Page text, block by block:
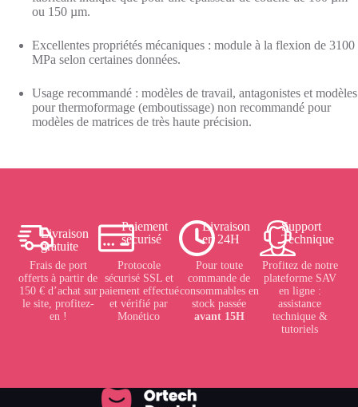
ou 150 µm.
Excellentes propriétés mécaniques : module à la flexion de 3100
MPa selon certaines données.
Usage recommandé : modèles de travail, antagonistes et modèles
pour thermoformage (emboutissage) non recommandé pour
modèles de matrices de très haute précision.
Livraison
gratuite
Frais de port
offerts à partir de
150 € d’achat sur
le site, profitez-
en !
Paiement
sécurisé
Protocole
sécurisé SSL et
paiement effectué
et vérifié par
Monético
Livraison
en 24H
Pour toute
commande de
consommables en
stock passée
avant 15H
Support
Technique
Profitez de notre
plateforme SAV
en ligne :
assistance
technique &
tutoriels